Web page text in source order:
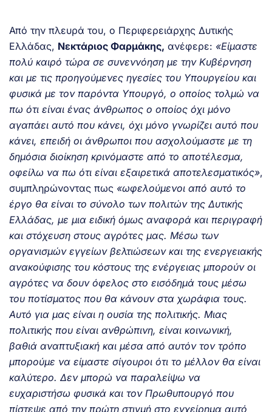
Από την πλευρά του, ο Περιφερειάρχης Δυτικής
Ελλάδας, Νεκτάριος Φαρμάκης, ανέφερε: «Είμαστε
πολύ καιρό τώρα σε συνεννόηση με την Κυβέρνηση
και με τις προηγούμενες ηγεσίες του Υπουργείου και
φυσικά με τον παρόντα Υπουργό, ο οποίος τολμώ να
πω ότι είναι ένας άνθρωπος ο οποίος όχι μόνο
αγαπάει αυτό που κάνει, όχι μόνο γνωρίζει αυτό που
κάνει, επειδή οι άνθρωποι που ασχολούμαστε με τη
δημόσια διοίκηση κρινόμαστε από το αποτέλεσμα,
οφείλω να πω ότι είναι εξαιρετικά αποτελεσματικός»,
συμπληρώνοντας πως «ωφελούμενοι από αυτό το
έργο θα είναι το σύνολο των πολιτών της Δυτικής
Ελλάδας, με μια ειδική όμως αναφορά και περιγραφή
και στόχευση στους αγρότες μας. Μέσω των
οργανισμών εγγείων βελτιώσεων και της ενεργειακής
ανακούφισης του κόστους της ενέργειας μπορούν οι
αγρότες να δουν όφελος στο εισόδημά τους μέσω
του ποτίσματος που θα κάνουν στα χωράφια τους.
Αυτό για μας είναι η ουσία της πολιτικής. Μιας
πολιτικής που είναι ανθρώπινη, είναι κοινωνική,
βαθιά αναπτυξιακή και μέσα από αυτόν τον τρόπο
μπορούμε να είμαστε σίγουροι ότι το μέλλον θα είναι
καλύτερο. Δεν μπορώ να παραλείψω να
ευχαριστήσω φυσικά και τον Πρωθυπουργό που
πίστεψε από την πρώτη στιγμή στο εγχείρημα αυτό